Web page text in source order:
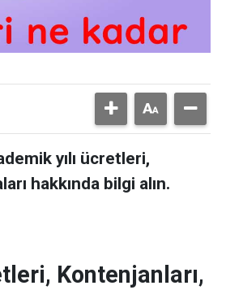
yılı ücretleri,
hakkında bilgi alın.
Kontenjanları,